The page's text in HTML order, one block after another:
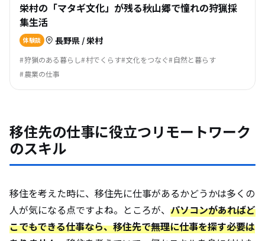
栄村の「マタギ文化」が残る秋山郷で憧れの狩猟採
集生活
体験談 長野県 / 栄村
狩猟のある暮らし 村でくらす 文化をつなぐ
自然と暮らす
農業の仕事
移住先の仕事に役立つリモートワーク
のスキル
移住を考えた時に、移住先に仕事があるかどうかは多くの
人が気になる点ですよね。ところが、 パソコンがあればど
こでもできる仕事なら、移住先で無理に仕事を探す必要は